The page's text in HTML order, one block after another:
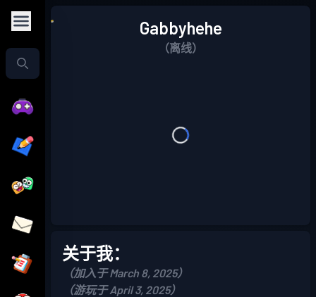
Gabbyhehe
（离线）
关于我：
（加入于 March 8, 2025）
（游玩于 April 3, 2025）